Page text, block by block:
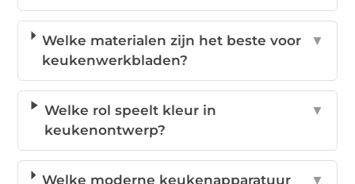
Welke materialen zijn het beste voor
keukenwerkbladen?
▼
Welke rol speelt kleur in
keukenontwerp?
▼
Welke moderne keukenapparatuur
▼